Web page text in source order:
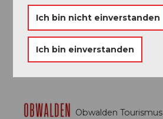
Obwalden Tourismus
Organisation
Obwalden Tourismus
Obwalden Tourismus
Ich bin nicht einverstanden
Ich bin einverstanden